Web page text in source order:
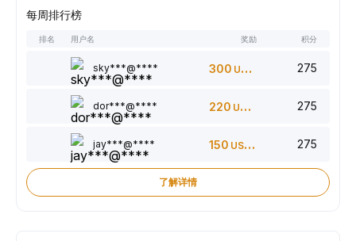
每周排行榜
排名 用户名 奖励 积分
sky***@**** 300 USDT 275
dor***@**** 220 USDT 275
jay***@**** 150 USDT 275
了解详情